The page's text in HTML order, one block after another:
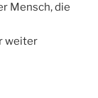
Mensch, die
weiter